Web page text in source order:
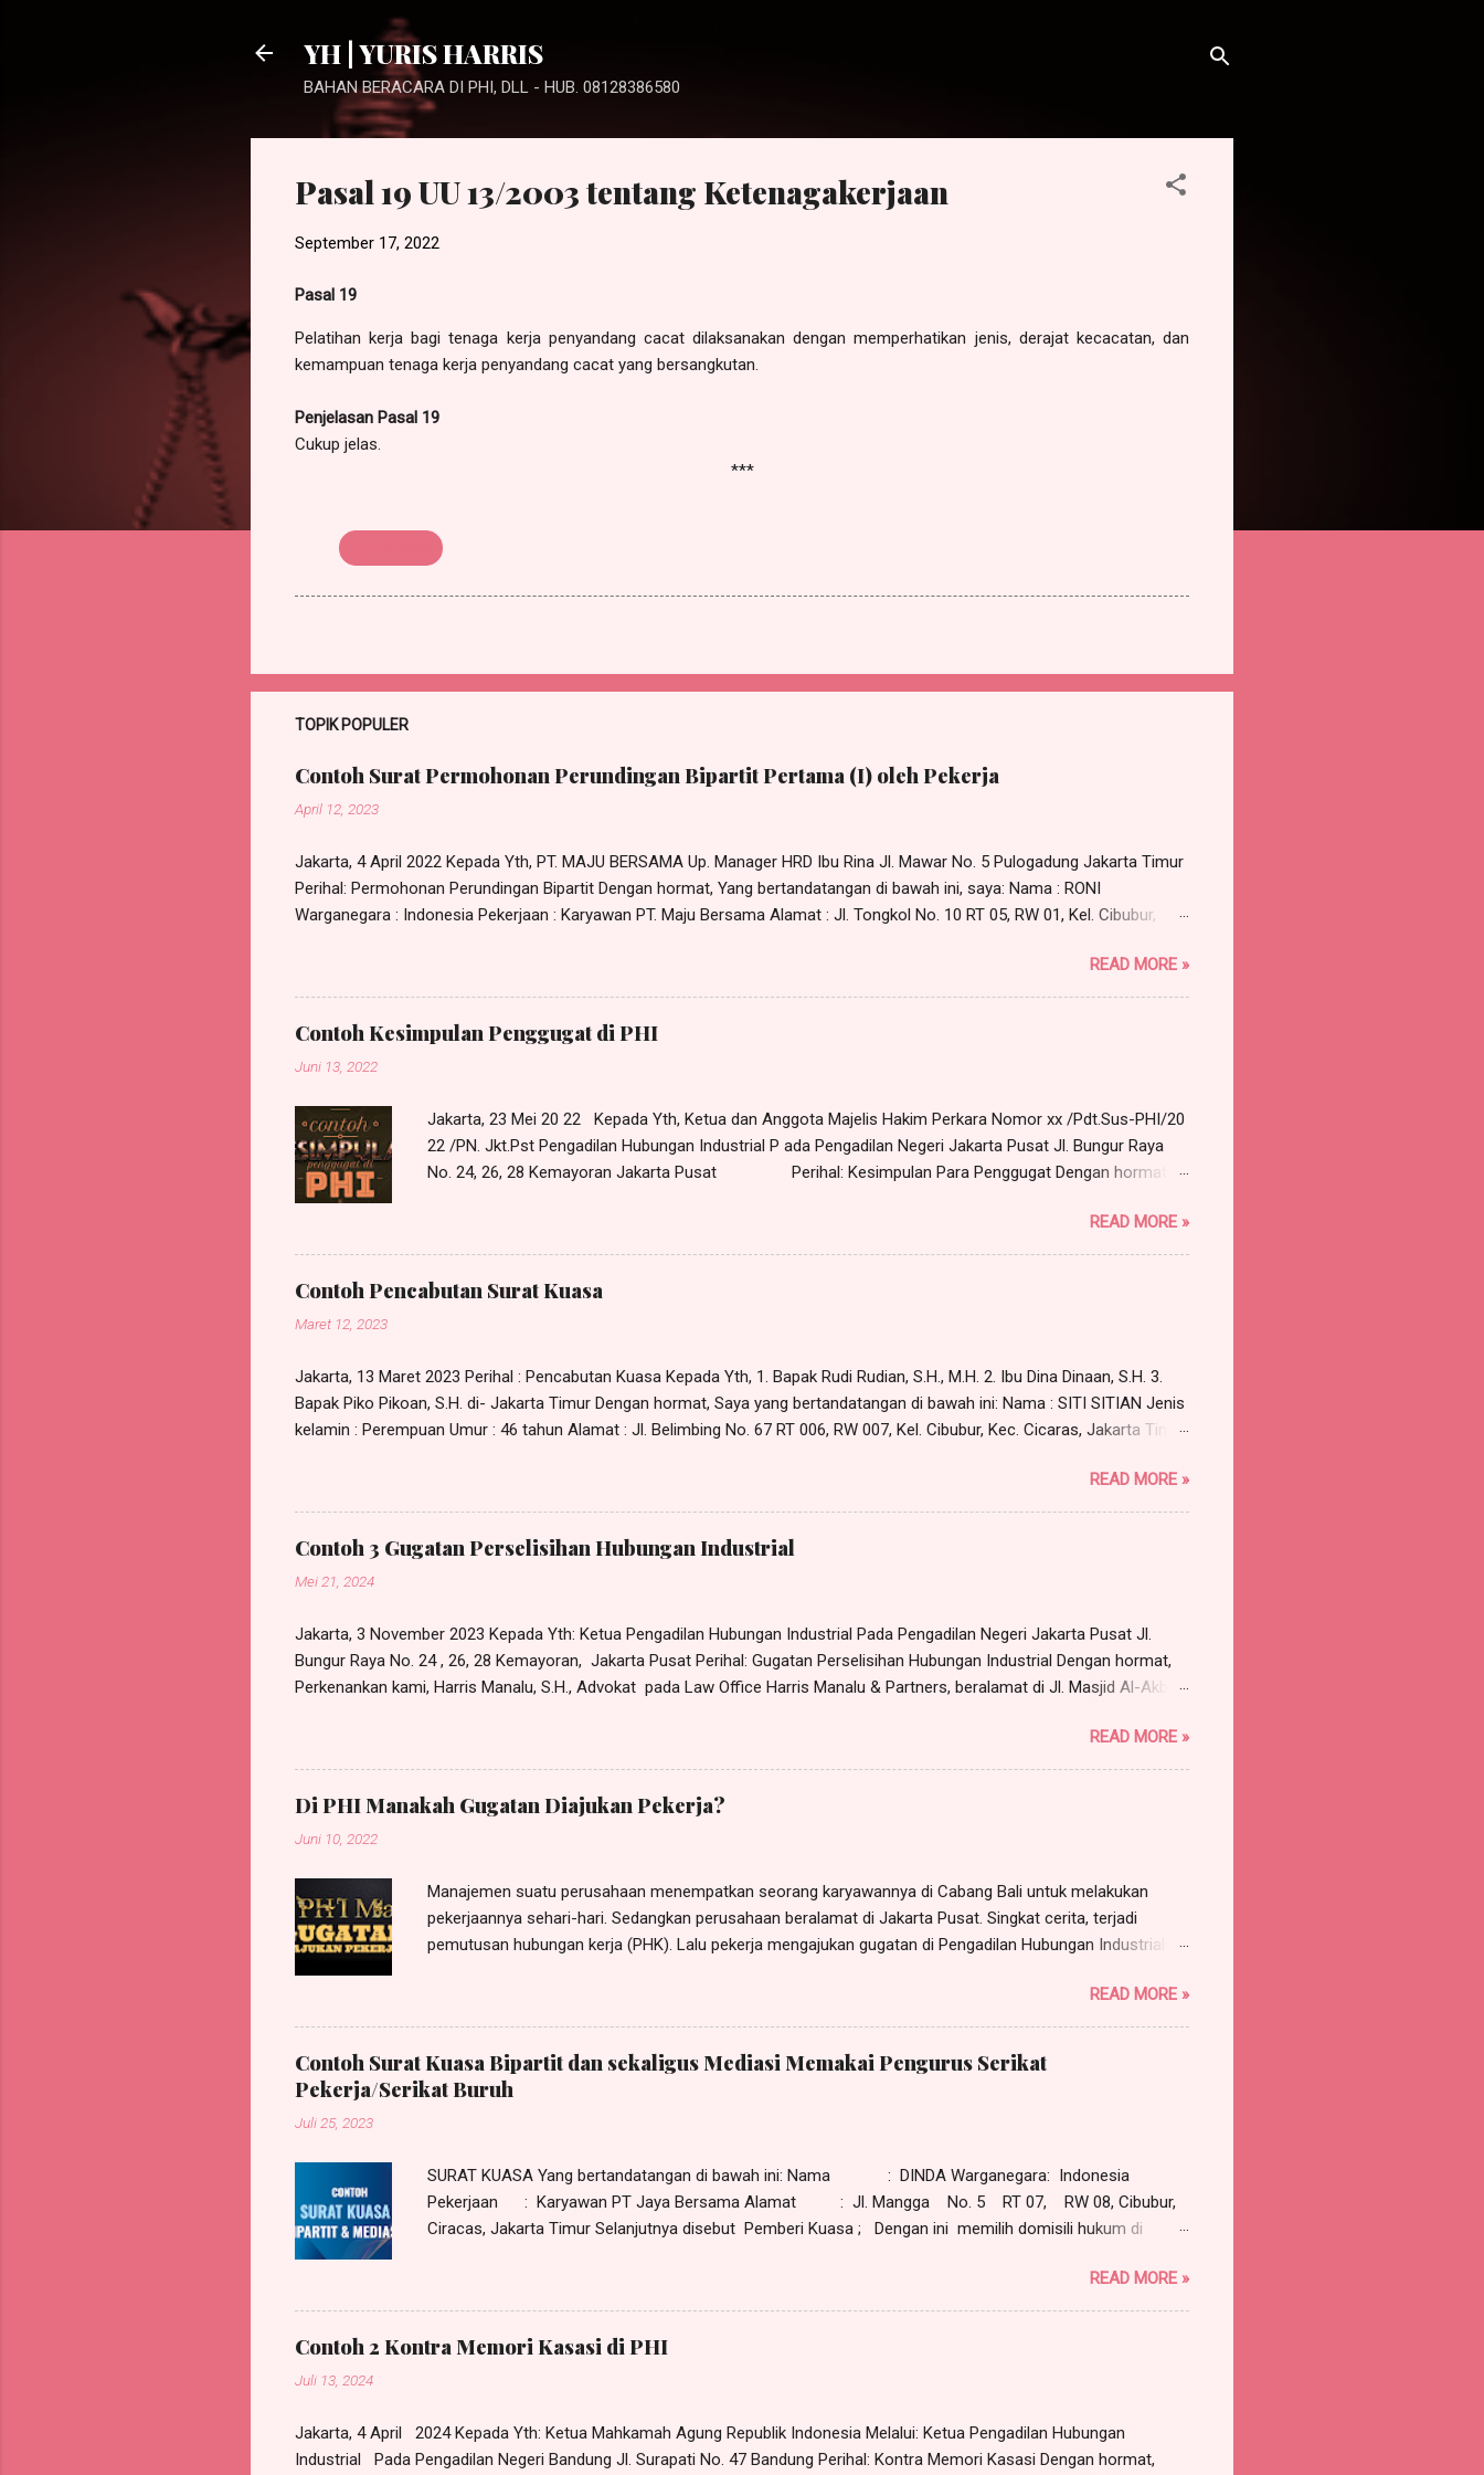
YH | YURIS HARRIS
BAHAN BERACARA DI PHI, DLL - HUB. 08128386580
Pasal 19 UU 13/2003 tentang Ketenagakerjaan
September 17, 2022
Pasal 19
Pelatihan kerja bagi tenaga kerja penyandang cacat dilaksanakan dengan memperhatikan jenis, derajat kecacatan, dan
kemampuan tenaga kerja penyandang cacat yang bersangkutan.
Penjelasan Pasal 19
Cukup jelas.
***
TOPIK POPULER
Contoh Surat Permohonan Perundingan Bipartit Pertama (I) oleh Pekerja
April 12, 2023
Jakarta, 4 April 2022 Kepada Yth, PT. MAJU BERSAMA Up. Manager HRD Ibu Rina Jl. Mawar No. 5 Pulogadung Jakarta Timur
Perihal: Permohonan Perundingan Bipartit Dengan hormat, Yang bertandatangan di bawah ini, saya: Nama : RONI
Warganegara : Indonesia Pekerjaan : Karyawan PT. Maju Bersama Alamat : Jl. Tongkol No. 10 RT 05, RW 01, Kel. Cibubur,
bipartit antara saya dengan manajemen PT. Maju Bersama, maka dengan ini saya mengajukan permohonan untuk
melakukan perundingan bipartit pada: Hari : Senin Tanggal : 11 April 2022 Pukul : 10.00 WIB s/d selesai Tempat : Ruang Rapat
PT. Maju Berama Jl. Mawar No. 5 Pulogadung, Jakarta Timur Adapun yang perlu dirundingkan adalah terkait dengan
permasalahan pemutusan hubungan kerja (PHK) yang dilakukan PT. Maju Bersama terhadap saya pada tanggal 30 Maret...
READ MORE »
Contoh Kesimpulan Penggugat di PHI
Juni 13, 2022
Jakarta, 23 Mei 20 22 Kepada Yth, Ketua dan Anggota Majelis Hakim Perkara Nomor xx /Pdt.Sus-PHI/20
22 /PN. Jkt.Pst Pengadilan Hubungan Industrial P ada Pengadilan Negeri Jakarta Pusat Jl. Bungur Raya
No. 24, 26, 28 Kemayoran Jakarta Pusat Perihal: Kesimpulan Para Penggugat Dengan hormat,
Law Office Harris Manalu & Partners , beralamat di Jl. Al - Akbar Bunder I No. 119 A, Munjul, Cipayung,
Jakarta Timur-13850, selaku kuasa para Penggugat, dalam hal ini Rudi , Dkk (157 orang) , dengan ini
mengajukan KESIMPULAN dalam p erkara Nomor xx /Pdt.Sus-PHI/2022/PN. Jkt.Pst , sebagai berikut:
POKOK PERMASALAHAN Bahwa yang menjadi pokok permasalaha n dalam perkara a quo adalah
READ MORE »
Contoh Pencabutan Surat Kuasa
Maret 12, 2023
Jakarta, 13 Maret 2023 Perihal : Pencabutan Kuasa Kepada Yth, 1. Bapak Rudi Rudian, S.H., M.H. 2. Ibu Dina Dinaan, S.H. 3.
Bapak Piko Pikoan, S.H. di- Jakarta Timur Dengan hormat, Saya yang bertandatangan di bawah ini: Nama : SITI SITIAN Jenis
kelamin : Perempuan Umur : 46 tahun Alamat : Jl. Belimbing No. 67 RT 006, RW 007, Kel. Cibubur, Kec. Cicaras, Jakarta Timur
555/SKK/I/2023, bertanggal 5 Januari 2023 kepada: 1. Rudi Rudian; 2. Dina Dinaan; 3. Piko Pikoan; Para Advokat, berkantor
pada RDP Law Office, beralamat di Jl. Bangun No. 5 Jakarta Timur, dengan ini saya CABUT. Dengan saya cabut kuasa/surat
kuasa tersebut maka sejak tanggal ditandatanganinya surat pencabutan kuasa ini maka surat kuasa tersebut tidak dapat
lagi dipergunakan untuk kepentingan apapun juga. Bapak Rudi Rudian, S.H., M.H., Ibu Dina Dinaan, S.H., dan Bapa...
READ MORE »
Contoh 3 Gugatan Perselisihan Hubungan Industrial
Mei 21, 2024
Jakarta, 3 November 2023 Kepada Yth: Ketua Pengadilan Hubungan Industrial Pada Pengadilan Negeri Jakarta Pusat Jl.
Bungur Raya No. 24 , 26, 28 Kemayoran, Jakarta Pusat Perihal: Gugatan Perselisihan Hubungan Industrial Dengan hormat,
Perkenankan kami, Harris Manalu, S.H., Advokat pada Law Office Harris Manalu & Partners, beralamat di Jl. Masjid Al-Akbar
berdasarkan Surat Kuasa Khusus tertanggal 30 Oktober 2023 (terlampir), dari dan karenanya bertindak untuk dan atas nama
GUN GUNAWAN , W arga N egara Indonesia , beralamat di Jl. xxx No. x, RT x, RW x, Kel. x, Kec. x, Jakarta Barat , p ekerjaan
/jabatan sebagai Legal Advisor Human Resource Development (HRD) Yayasan Sekolah Nusantara, s elanjutnya disebut
Penggugat ; Dengan ini mengajukan gugatan perselisihan hubungan industrial kepada YAYASAN SEKOLAH NUSANTARA,...
READ MORE »
Di PHI Manakah Gugatan Diajukan Pekerja?
Juni 10, 2022
Manajemen suatu perusahaan menempatkan seorang karyawannya di Cabang Bali untuk melakukan
pekerjaannya sehari-hari. Sedangkan perusahaan beralamat di Jakarta Pusat. Singkat cerita, terjadi
pemutusan hubungan kerja (PHK). Lalu pekerja mengajukan gugatan di Pengadilan Hubungan Industrial
mengajukan eksepsi kompetensi relatif dengan mendasarkan pada ketentuan Pasal 118 HIR dan asas
actor sequitor forum rei , yaitu gugatan diajukan kepada pengadilan di tempat tinggal tergugat.
Karenanya menurut tergugat PHI Denpasar tidak berwenang memeriksa, mengadili dan memutus
perkara/gugatan yang diajukan si pekerja. Menurut tergugat yang berwenang adalah PHI Jakarta Pusat
sesuai alamat hukum (domisili) perusahaan. Eksepsi tersebut dapat dilihat dalam Putusan PHI Denpasar
READ MORE »
Contoh Surat Kuasa Bipartit dan sekaligus Mediasi Memakai Pengurus Serikat
Pekerja/Serikat Buruh
Juli 25, 2023
SURAT KUASA Yang bertandatangan di bawah ini: Nama : DINDA Warganegara: Indonesia
Pekerjaan : Karyawan PT Jaya Bersama Alamat : Jl. Mangga No. 5 RT 07, RW 08, Cibubur,
Ciracas, Jakarta Timur Selanjutnya disebut Pemberi Kuasa ; Dengan ini memilih domisili hukum di
Indonesia, Ketua Serikat Pekerja PT Jaya Bersama; RIO, warganegara Indonesia, Sekretaris Serikat
Pekerja PT Jaya Bersama; Masing-masing selaku pengurus Serikat Pekerja PT Jaya Bersama, beralamat
di Jl. Percetakan No. 7 Pulogadung, Jakarta Timur , bertindak baik secara bersama-sama maupun sendiri-
sendiri , selanjutnya disebut sebagai Penerima Kuasa ; K H U S U S Untuk dan atas nama serta
READ MORE »
Contoh 2 Kontra Memori Kasasi di PHI
Juli 13, 2024
Jakarta, 4 April 2024 Kepada Yth: Ketua Mahkamah Agung Republik Indonesia Melalui: Ketua Pengadilan Hubungan
Industrial Pada Pengadilan Negeri Bandung Jl. Surapati No. 47 Bandung Perihal: Kontra Memori Kasasi Dengan hormat,